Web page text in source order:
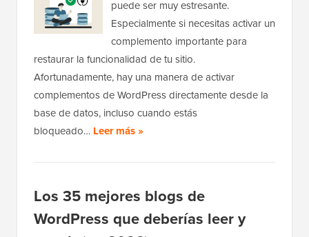
puede ser muy estresante.
Especialmente si necesitas activar un
complemento importante para
restaurar la funcionalidad de tu sitio.
Afortunadamente, hay una manera de activar
complementos de WordPress directamente desde la
base de datos, incluso cuando estás
bloqueado… Leer más »
Los 35 mejores blogs de
WordPress que deberías leer y